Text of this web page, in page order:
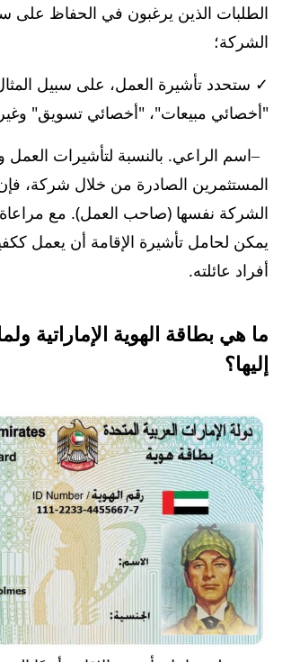
الطلبات الذين يرغبون في الحفاظ على
الشركة؛
✓ ستحدد تأشيرة العمل، على سبيل
"أخصائي مبيعات"، "أخصائي تسويق"
اسم الراعي. بالنسبة لتأشيرات العمل
المستثمرين الصادرة من خلال شركة،
الشركة نفسها (صاحب العمل). مع
يمكن لحامل تأشيرة الإقامة أن يعمل
أفراد عائلته.
ما هي بطاقة الهوية الإماراتية
إليها؟